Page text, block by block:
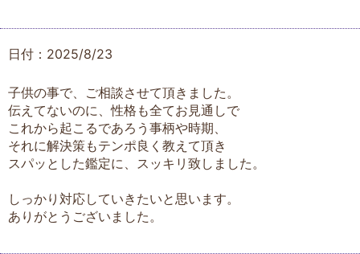
日付：2025/8/23
子供の事で、ご相談させて頂きました。
伝えてないのに、性格も全てお見通しで
これから起こるであろう事柄や時期、
それに解決策もテンポ良く教えて頂き
スパッとした鑑定に、スッキリ致しました。
しっかり対応していきたいと思います。
ありがとうございました。